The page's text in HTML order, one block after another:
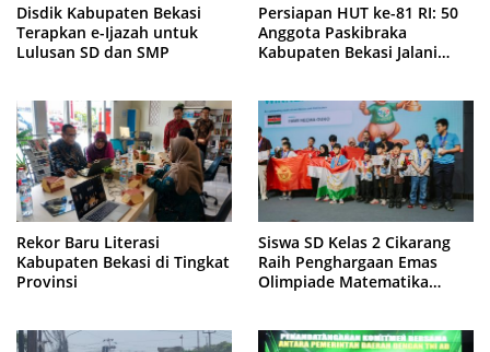
Disdik Kabupaten Bekasi
Terapkan e-Ijazah untuk
Lulusan SD dan SMP
Persiapan HUT ke-81 RI: 50
Anggota Paskibraka
Kabupaten Bekasi Jalani
Rekor Baru Literasi
Kabupaten Bekasi di Tingkat
Provinsi
Siswa SD Kelas 2 Cikarang
Raih Penghargaan Emas
Olimpiade Matematika